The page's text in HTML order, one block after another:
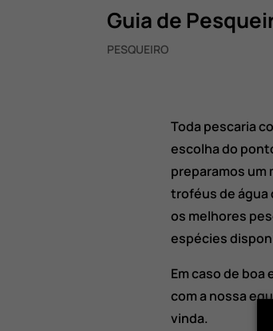
Guia de
PESQUEIRO
Toda pescaria
escolha do
preparamos um
troféus de água
os melhores
espécies
Em caso de
com a nossa
vinda.